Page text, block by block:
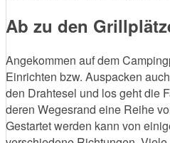
Ab zu den
Angekommen auf dem
Einrichten bzw. Auspacken
den Drahtesel und los geht die
deren Wegesrand eine Reihe
Gestartet werden kann von